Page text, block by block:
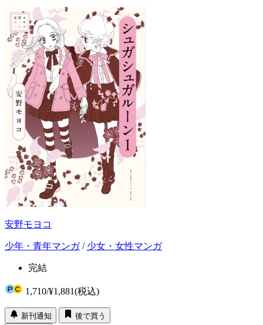
安野モヨコ
少年・青年マンガ/ 少女・女性マンガ
完結
1,710/¥1,881(税込)
新刊通知
後で買う